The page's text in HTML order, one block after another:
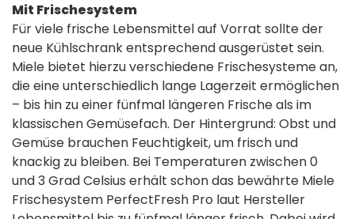
Mit Frischesystem
Für viele frische Lebensmittel auf Vorrat sollte der
neue Kühlschrank entsprechend ausgerüstet sein.
Miele bietet hierzu verschiedene Frischesysteme an,
die eine unterschiedlich lange Lagerzeit ermöglichen
– bis hin zu einer fünfmal längeren Frische als im
klassischen Gemüsefach. Der Hintergrund: Obst und
Gemüse brauchen Feuchtigkeit, um frisch und
knackig zu bleiben. Bei Temperaturen zwischen 0
und 3 Grad Celsius erhält schon das bewährte Miele
Frischesystem PerfectFresh Pro laut Hersteller